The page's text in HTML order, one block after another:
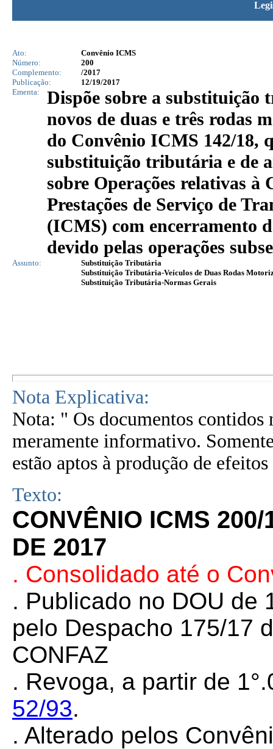
Ato:
Convênio ICMS
Número:
200
Complemento:
/2017
Publicação:
12/19/2017
Ementa:
Dispõe sobre a substituição
novos de duas e três rodas
do Convênio ICMS 142/18,
substituição tributária e de
sobre Operações relativas à
Prestações de Serviço de
(ICMS) com encerramento
devido pelas operações
Assunto:
Substituição Tributária
Substituição Tributária-Veículos de Duas Rodas
Substituição Tributária-Normas Gerais
Nota Explicativa:
Nota: " Os documentos contidos
meramente informativo.
estão aptos à produção de
Texto:
CONVÊNIO ICMS
DE 2017
. Consolidado até o
. Publicado no DOU de
pelo Despacho 175/17
CONFAZ
. Revoga, a partir de
52/93.
. Alterado pelos